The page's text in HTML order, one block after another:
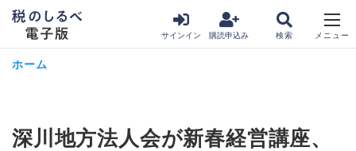
サインイン 購読申込み
ホーム
深川地方法人会が新春経営講座、